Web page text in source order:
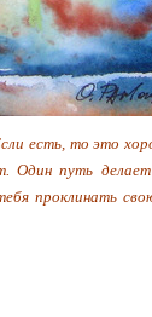
есть, то это
путь
проклинать